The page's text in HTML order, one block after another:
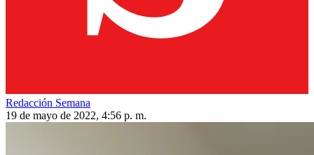
Redacción Semana
19 de mayo de 2022, 4:56 p. m.